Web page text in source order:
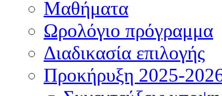
Μαθήματα
Ωρολόγιο πρόγραμμα
Διαδικασία επιλογής
Πρoκήρυξη 2025-